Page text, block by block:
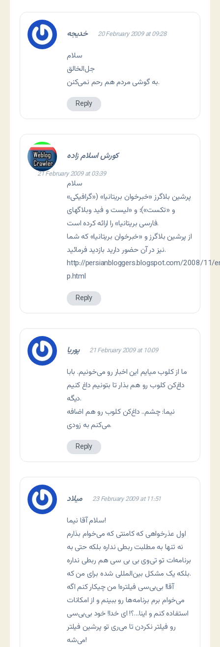
خديجه 20 February 2009 at 09:28
سلام
جل‌الخالق
به گوشی مردم هم رحم نمی‌کنن.
Reply
کورش اسلام زاده
21 February 2009 at 03:39
سلام
پرشین بلاگرز «خبرخوان بریتانیا» («گرافیکی»
و «تکست»)؛ و «لیست و فید وبلاگهای
فارسی بریتانیا» را ارائه کرده است.
از پرشین بلاگرز و «خبرخوان بریتانیا» که شما
نیز در آن حضور دارید بازدید فرمائید.
http://persianbloggers.blogspot.com/2008/11/
p.html
Reply
پوریا 21 February 2009 at 10:09
ما از کلوب میایم این اخبار رو می‌خونیم. بابا
داغ‌کن کلوب رو هم بذار تا بتونیم داغ کنیم
دیگه.
نیما: چشم.. داغ‌کن کلوب رو هم اضافه
می‌کنم به زودی.
Reply
میلاد 23 February 2009 at 11:51
سلام آقا نیما!
اول عذرخواهی که کامنتی که می‌خوام بذارم
نه تنها به مطلبت ربطی نداره بلکه حتی به
برنامه‌ات تو تی‌وی بی بی سی هم ربطی نداره
.بلکه یک مشکل بین‌المللی شده برای من که
آقا! بی‌بی‌سی فیلتره! من چیکار کنم اگه
می‌خوام برم برنامه‌ها رو ببینم و از امکانات
استفاده کنم و اینا…؟! ای خدا! خود بی‌بی‌سی
رو فیلتر نکردن تا می‌ری تو پرشین فیلتر
می‌شه!